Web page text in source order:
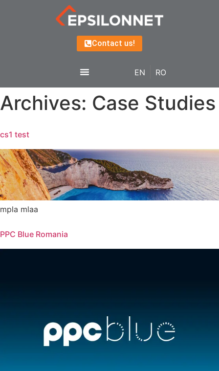
Contact us!
EN RO
Archives: Case Studies
cs1 test
mpla mlaa
PPC Blue Romania